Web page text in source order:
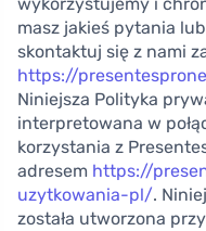
masz jakieś pytania
skontaktuj się z nami
https://
Niniejsza Polityka
interpretowana w
korzystania z
adresem https://
uzytkowania-pl/.
została utworzona